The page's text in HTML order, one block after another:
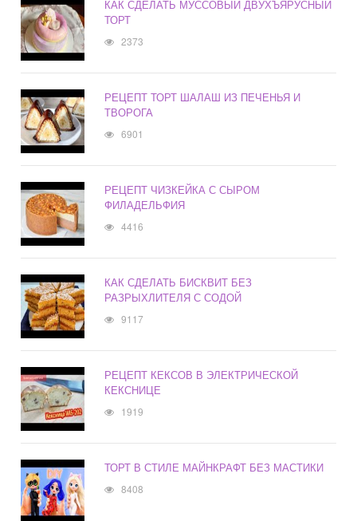
КАК СДЕЛАТЬ МУССОВЫЙ ДВУХЪЯРУСНЫЙ
ТОРТ
2373
РЕЦЕПТ ТОРТ ШАЛАШ ИЗ ПЕЧЕНЬЯ И
ТВОРОГА
6901
РЕЦЕПТ ЧИЗКЕЙКА С СЫРОМ
ФИЛАДЕЛЬФИЯ
4416
КАК СДЕЛАТЬ БИСКВИТ БЕЗ
РАЗРЫХЛИТЕЛЯ С СОДОЙ
9117
РЕЦЕПТ КЕКСОВ В ЭЛЕКТРИЧЕСКОЙ
КЕКСНИЦЕ
1919
ТОРТ В СТИЛЕ МАЙНКРАФТ БЕЗ МАСТИКИ
8408